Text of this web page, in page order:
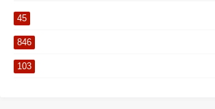
45
846
103